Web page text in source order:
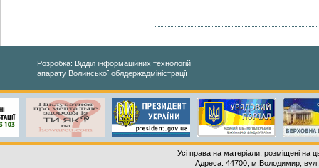
Розробка: Відділ інформаційних технологій
апарату Волинської облдержадміністрації
Усі права на матеріали, розміщені на
Адреса: 44700, м.Володимир,